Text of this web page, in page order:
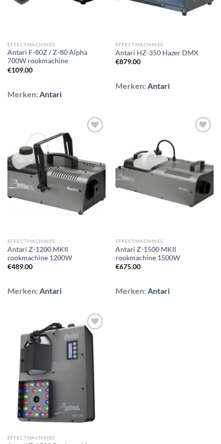
EFFECTMACHINES
Antari F-80Z / Z-80 Alpha
700W rookmachine
€109.00
Merken: Antari
EFFECTMACHINES
Antari HZ-350 Hazer DMX
€879.00
Merken:Antari
Toevoegen
aan
wenslijst
EFFECTMACHINES
Antari Z-1200 MKII
rookmachine 1200W
€489.00
Merken:Antari
aan
wenslijst
EFFECTMACHINES
Antari Z-1500 MKII
rookmachine 1500W
€675.00
Merken:Antari
Toevoegen
wenslijst
EFFECTMACHINES